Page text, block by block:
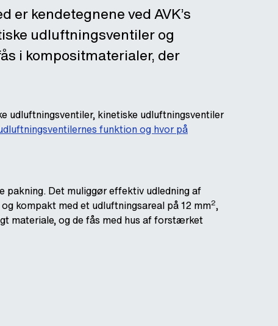
er kendetegnene ved AVK’s
udluftningsventiler og
i kompositmaterialer, der
udluftningsventiler, kinetiske udluftningsventiler
funktion og hvor på
pakning. Det muliggør effektiv udledning af
kompakt med et udluftningsareal på 12 mm2,
materiale, og de fås med hus af forstærket